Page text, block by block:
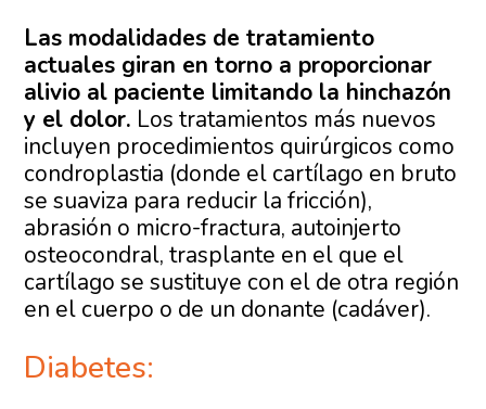
Las modalidades de tratamiento
actuales giran en torno a proporcionar
alivio al paciente limitando la hinchazón
y el dolor. Los tratamientos más nuevos
incluyen procedimientos quirúrgicos como
condroplastia (donde el cartílago en bruto
se suaviza para reducir la fricción),
abrasión o micro-fractura, autoinjerto
osteocondral, trasplante en el que el
cartílago se sustituye con el de otra región
en el cuerpo o de un donante (cadáver).
Diabetes: